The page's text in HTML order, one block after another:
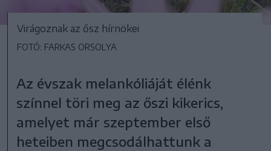
Virágoznak az ősz hírnökei
FOTÓ: FARKAS ORSOLYA
Az évszak melankóliáját élénk
színnel töri meg az őszi kikerics,
amelyet már szeptember első
heteiben megcsodálhattunk a